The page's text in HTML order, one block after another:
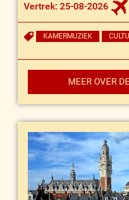
Vertrek: 25-08-2026
KAMERMUZIEK
MEER OVER